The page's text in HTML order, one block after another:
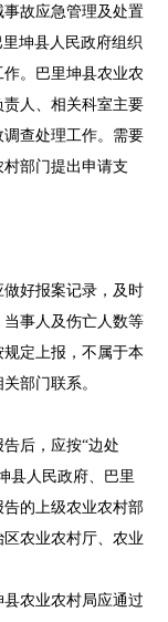
事故应急管理及处置
里坤县人民政府组织
。
巴里坤县农业农
人、相关科室主要
查处理工作。需要
部门提出申请支
好报案记录，及时
事人及伤亡人数等
规定上报 ，不属于本
部门联系。
告后，应按“边处
县人民政府、
巴里
告的上级农业农村部
区农业农村厅、 农业
县农业农村局应通过